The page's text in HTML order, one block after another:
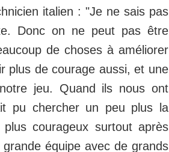
italien : "Je ne sais pas
Donc on ne peut pas être
de choses à améliorer
plus de courage aussi, et une
jeu. Quand ils nous ont
pu chercher un peu plus la
courageux surtout après
équipe avec de grands